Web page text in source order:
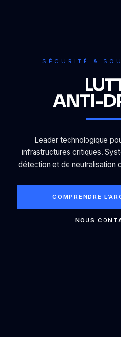
SÉCURITÉ &
ANTI-
Leader technologique
infrastructures critiques.
détection et de neutralisation
COMPRENDRE
NOUS